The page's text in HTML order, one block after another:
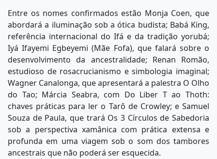
Entre os nomes confirmados estão Monja Coen, que
abordará a iluminação sob a ótica budista; Babá King,
referência internacional do Ifá e da tradição yorubá;
Iyá Ifayemi Egbeyemi (Mãe Fofa), que falará sobre o
desenvolvimento da ancestralidade; Renan Romão,
estudioso de rosacrucianismo e simbologia imaginal;
Wagner Canalonga, que apresentará a palestra O Olho
do Tao; Márcia Seabra, com Do Liber T ao Thoth:
chaves práticas para ler o Tarô de Crowley; e Samuel
Souza de Paula, que trará Os 3 Círculos de Sabedoria
sob a perspectiva xamânica com prática extensa e
profunda em uma viagem sob o som dos tambores
ancestrais que não poderá ser esquecida.